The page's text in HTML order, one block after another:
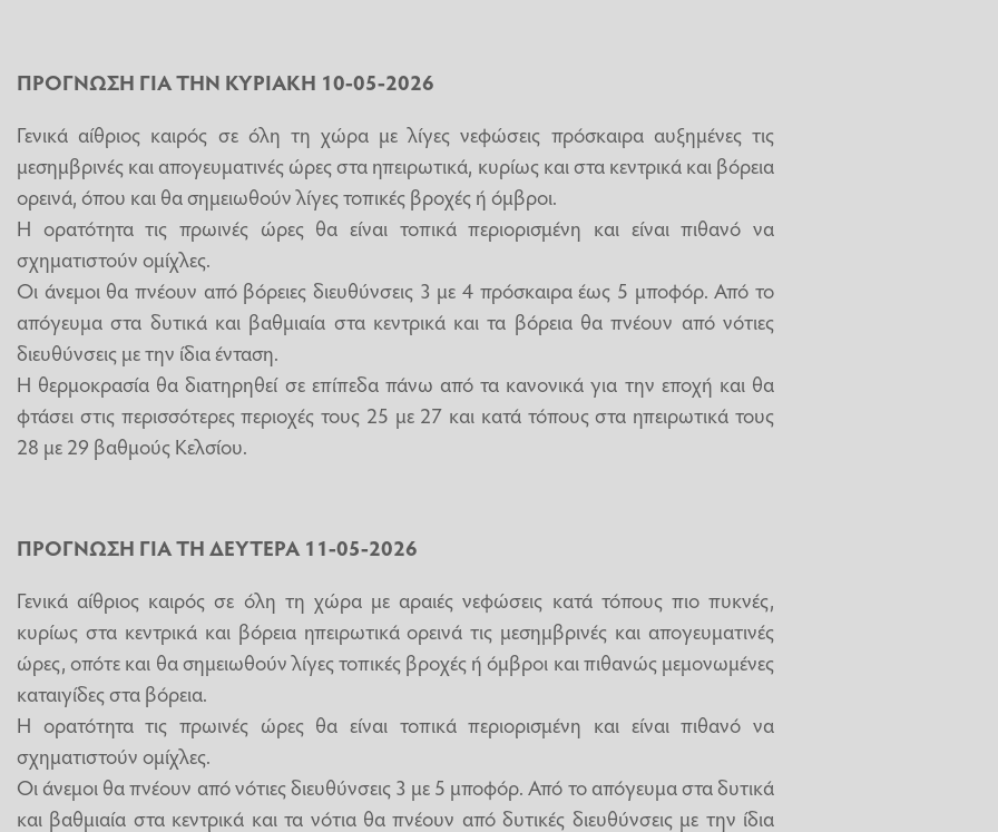
ΠΡΟΓΝΩΣΗ ΓΙΑ ΤΗΝ ΚΥΡΙΑΚΗ 10-05-2026
Γενικά αίθριος καιρός σε όλη τη χώρα με λίγες νεφώσεις πρόσκαιρα αυξημένες τις
μεσημβρινές και απογευματινές ώρες στα ηπειρωτικά, κυρίως και στα κεντρικά και βόρεια
ορεινά, όπου και θα σημειωθούν λίγες τοπικές βροχές ή όμβροι.
Η ορατότητα τις πρωινές ώρες θα είναι τοπικά περιορισμένη και είναι πιθανό να
σχηματιστούν ομίχλες.
Οι άνεμοι θα πνέουν από βόρειες διευθύνσεις 3 με 4 πρόσκαιρα έως 5 μποφόρ. Από το
απόγευμα στα δυτικά και βαθμιαία στα κεντρικά και τα βόρεια θα πνέουν από νότιες
διευθύνσεις με την ίδια ένταση.
Η θερμοκρασία θα διατηρηθεί σε επίπεδα πάνω από τα κανονικά για την εποχή και θα
φτάσει στις περισσότερες περιοχές τους 25 με 27 και κατά τόπους στα ηπειρωτικά τους
28 με 29 βαθμούς Κελσίου.
ΠΡΟΓΝΩΣΗ ΓΙΑ ΤΗ ΔΕΥΤΕΡΑ 11-05-2026
Γενικά αίθριος καιρός σε όλη τη χώρα με αραιές νεφώσεις κατά τόπους πιο πυκνές,
κυρίως στα κεντρικά και βόρεια ηπειρωτικά ορεινά τις μεσημβρινές και απογευματινές
ώρες, οπότε και θα σημειωθούν λίγες τοπικές βροχές ή όμβροι και πιθανώς μεμονωμένες
καταιγίδες στα βόρεια.
Η ορατότητα τις πρωινές ώρες θα είναι τοπικά περιορισμένη και είναι πιθανό να
σχηματιστούν ομίχλες.
Οι άνεμοι θα πνέουν από νότιες διευθύνσεις 3 με 5 μποφόρ. Από το απόγευμα στα δυτικά
και βαθμιαία στα κεντρικά και τα νότια θα πνέουν από δυτικές διευθύνσεις με την ίδια